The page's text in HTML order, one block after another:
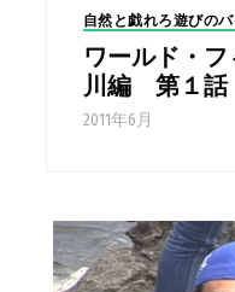
自然と戯れろ遊びの
ワールド・フ
川編 第１話
2011年6月